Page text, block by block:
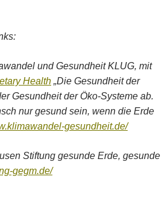
und Gesundheit KLUG, mit
Health „Die Gesundheit der
Gesundheit der Öko-Systeme ab.
nur gesund sein, wenn die Erde
gesundheit.de/
Stiftung gesunde Erde, gesunde
gegm.de/